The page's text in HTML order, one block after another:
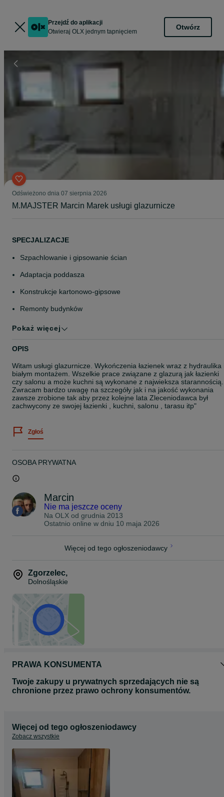
Przejdź do aplikacji
Otwieraj OLX jednym tapnięciem
Otwórz
Odświeżono dnia 07 sierpnia 2026
M.MAJSTER Marcin Marek usługi glazurnicze
SPECJALIZACJE
Szpachlowanie i gipsowanie ścian
Adaptacja poddasza
Konstrukcje kartonowo-gipsowe
Remonty budynków
Układanie płytek
Układanie paneli i parkietu
Pokaż więcej
OPIS
Witam usługi glazurnicze. Wykończenia łazienek wraz z hydraulika
białym montażem. Wszelkie prace związane z glazurą jak łazienki
czy salonu a może kuchni są wykonane z najwieksza starannością.
Zwracam bardzo uwagę na szczegóły jak i na jakość wykonania
zawsze zrobione tak aby przez kolejne lata Zleceniodawca był
zachwycony ze swojej łazienki , kuchni, salonu , tarasu itp"
Zgłoś
OSOBA PRYWATNA
Marcin
Nie ma jeszcze oceny
Na OLX od grudnia 2013
Ostatnio online w dniu 10 maja 2026
Więcej od tego ogłoszeniodawcy
Zgorzelec,
Dolnośląskie
PRAWA KONSUMENTA
Twoje zakupy u prywatnych sprzedających nie są
chronione przez prawo ochrony konsumentów.
Więcej od tego ogłoszeniodawcy
Zobacz wszystkie